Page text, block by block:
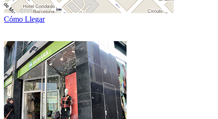
Cómo Llegar